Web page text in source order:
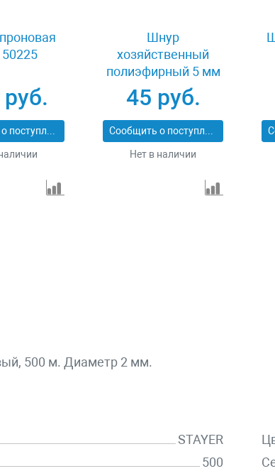
Сообщить о поступлении
Шнур
хозяйственный
полиэфирный 5 мм
25 м Сибин 50265
45 руб.
Сообщить о поступлении
Нет в наличии
500 м. Диаметр 2 мм.
STAYER
500